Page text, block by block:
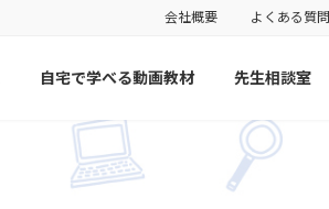
会社概要 よくある質問
自宅で学べる動画教材 先生相談室